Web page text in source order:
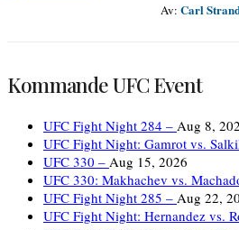
Av: Carl
Kommande UFC Event
UFC Fight Night 284 – Aug 8,
UFC Fight Night: Gamrot vs.
UFC 330 – Aug 15, 2026
UFC 330: Makhachev vs.
UFC Fight Night 285 – Aug 22,
UFC Fight Night: Hernandez vs.